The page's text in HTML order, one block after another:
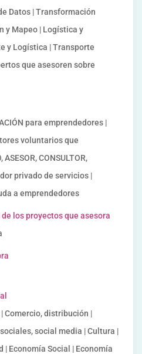
Datos | Transformación
y Mapeo | Logística y
y Logística | Transporte
que asesoren sobre
para emprendedores |
voluntarios que
CONSULTOR,
privado de servicios |
a emprendedores
los proyectos que asesora
Comercio, distribución |
social media | Cultura |
| Economía Social | Economía